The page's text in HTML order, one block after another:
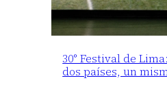
30° Festival de
dos países, un